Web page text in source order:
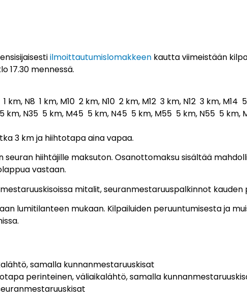
ilmoittautumislomakkeen kautta viimeistään
17.30 mennessä.
km, N8 1 km, M10 2 km, N10 2 km, M12 3 km, N12 3 km, M14
km, N35 5 km, M45 5 km, N45 5 km, M55 5 km, N55 5
3 km ja hiihtotapa aina vapaa.
seuran hiihtäjille maksuton. Osanottomaksu sisältää
vastaan.
mitalit, seuranmestaruuspalkinnot kauden
lumitilanteen mukaan. Kilpailuiden peruuntumisesta ja
samalla kunnanmestaruuskisat
perinteinen, väliaikalähtö, samalla